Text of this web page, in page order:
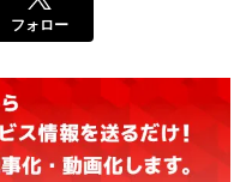
フォロー